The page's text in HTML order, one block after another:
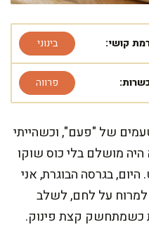
קושי: בינוני
פרווה
של "פעם", וכשהייתי
מושלם בלי כוס שוקו
בגרסה הבוגרת, אני
על לחם, לשלב
כשמתחשק קצת פינוק.